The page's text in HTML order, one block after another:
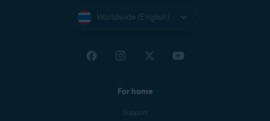
Worldwide (English)
For home
Support